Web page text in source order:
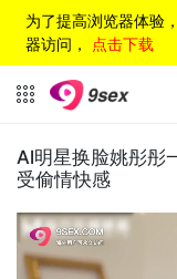
为了提高浏览器体验
器访问， 点击下载
Al明星换脸姚彤彤
受偷情快感